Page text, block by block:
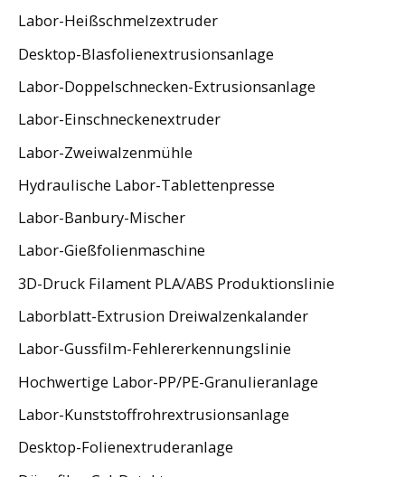
Labor-Heißschmelzextruder
Desktop-Blasfolienextrusionsanlage
Labor-Doppelschnecken-Extrusionsanlage
Labor-Einschneckenextruder
Labor-Zweiwalzenmühle
Hydraulische Labor-Tablettenpresse
Labor-Banbury-Mischer
Labor-Gießfolienmaschine
3D-Druck Filament PLA/ABS Produktionslinie
Laborblatt-Extrusion Dreiwalzenkalander
Labor-Gussfilm-Fehlererkennungslinie
Hochwertige Labor-PP/PE-Granulieranlage
Labor-Kunststoffrohrextrusionsanlage
Desktop-Folienextruderanlage